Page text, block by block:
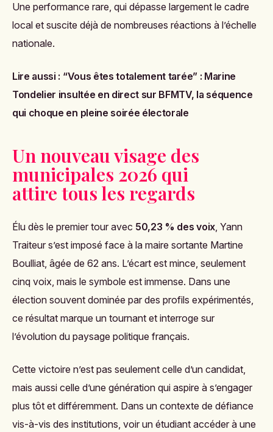
Une performance rare, qui dépasse largement le cadre
local et suscite déjà de nombreuses réactions à l’échelle
nationale.
Lire aussi : “Vous êtes totalement tarée” : Marine
Tondelier insultée en direct sur BFMTV, la séquence
qui choque en pleine soirée électorale
Un nouveau visage des
municipales 2026 qui
attire tous les regards
Élu dès le premier tour avec 50,23 % des voix, Yann
Traiteur s’est imposé face à la maire sortante Martine
Boulliat, âgée de 62 ans. L’écart est mince, seulement
cinq voix, mais le symbole est immense. Dans une
élection souvent dominée par des profils expérimentés,
ce résultat marque un tournant et interroge sur
l’évolution du paysage politique français.
Cette victoire n’est pas seulement celle d’un candidat,
mais aussi celle d’une génération qui aspire à s’engager
plus tôt et différemment. Dans un contexte de défiance
vis-à-vis des institutions, voir un étudiant accéder à une